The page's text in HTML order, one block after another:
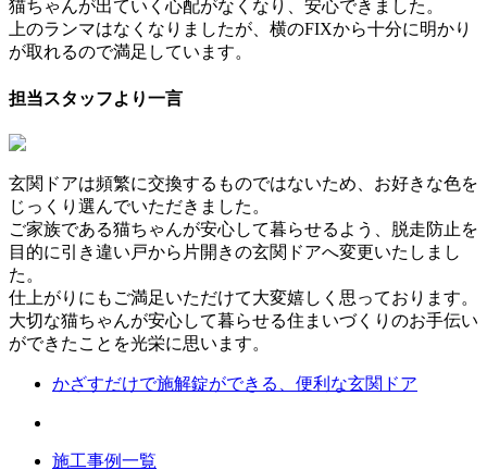
猫ちゃんが出ていく心配がなくなり、安心できました。
上のランマはなくなりましたが、横のFIXから十分に明かり
が取れるので満足しています。
担当スタッフより一言
玄関ドアは頻繁に交換するものではないため、お好きな色を
じっくり選んでいただきました。
ご家族である猫ちゃんが安心して暮らせるよう、脱走防止を
目的に引き違い戸から片開きの玄関ドアへ変更いたしまし
た。
仕上がりにもご満足いただけて大変嬉しく思っております。
大切な猫ちゃんが安心して暮らせる住まいづくりのお手伝い
ができたことを光栄に思います。
かざすだけで施解錠ができる、便利な玄関ドア
施工事例一覧